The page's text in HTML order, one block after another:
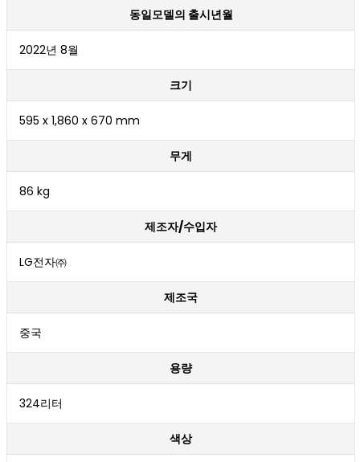
동일모델의 출시년월
2022년 8월
크기
595 x 1,860 x 670 mm
무게
86 kg
제조자/수입자
LG전자㈜
제조국
중국
용량
324리터
색상